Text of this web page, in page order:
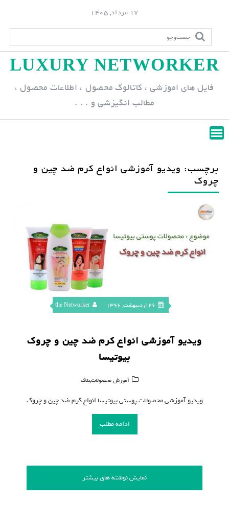
p
n
17 مرداد, 1405
LUXURY NETWORKER
فایل های اموزشی ، کاتالوگ محصول ، اطلاعات محصول ،
مطالب انگیزشی و . . .
برچسب: ویدیو آموزشی انواع کرم ضد چین و
چروک
26 اردیبهشت, 1396 the Networker
ویدیو آموزشی انواع کرم ضد چین و چروک
بیوتیسا
آموزش محصولات,بلاگ
ویدیو آموزشی محصولات پوستی بیوتیسا انواع کرم ضد چین و چروک
ادامه مطلب
نمایش نوشته های بیشتر